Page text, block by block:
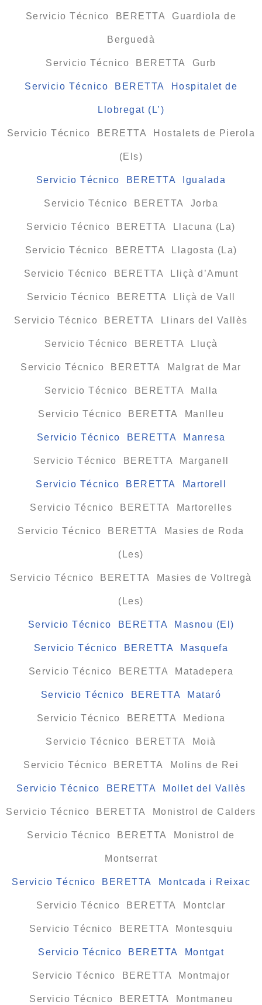
Servicio Técnico BERETTA Guardiola de
Berguedà
Servicio Técnico BERETTA Gurb
Servicio Técnico BERETTA Hospitalet de
Llobregat (L’)
Servicio Técnico BERETTA Hostalets de Pierola
(Els)
Servicio Técnico BERETTA Igualada
Servicio Técnico BERETTA Jorba
Servicio Técnico BERETTA Llacuna (La)
Servicio Técnico BERETTA Llagosta (La)
Servicio Técnico BERETTA Lliçà d’Amunt
Servicio Técnico BERETTA Lliçà de Vall
Servicio Técnico BERETTA Llinars del Vallès
Servicio Técnico BERETTA Lluçà
Servicio Técnico BERETTA Malgrat de Mar
Servicio Técnico BERETTA Malla
Servicio Técnico BERETTA Manlleu
Servicio Técnico BERETTA Manresa
Servicio Técnico BERETTA Marganell
Servicio Técnico BERETTA Martorell
Servicio Técnico BERETTA Martorelles
Servicio Técnico BERETTA Masies de Roda
(Les)
Servicio Técnico BERETTA Masies de Voltregà
(Les)
Servicio Técnico BERETTA Masnou (El)
Servicio Técnico BERETTA Masquefa
Servicio Técnico BERETTA Matadepera
Servicio Técnico BERETTA Mataró
Servicio Técnico BERETTA Mediona
Servicio Técnico BERETTA Moià
Servicio Técnico BERETTA Molins de Rei
Servicio Técnico BERETTA Mollet del Vallès
Servicio Técnico BERETTA Monistrol de Calders
Servicio Técnico BERETTA Monistrol de
Montserrat
Servicio Técnico BERETTA Montcada i Reixac
Servicio Técnico BERETTA Montclar
Servicio Técnico BERETTA Montesquiu
Servicio Técnico BERETTA Montgat
Servicio Técnico BERETTA Montmajor
Servicio Técnico BERETTA Montmaneu